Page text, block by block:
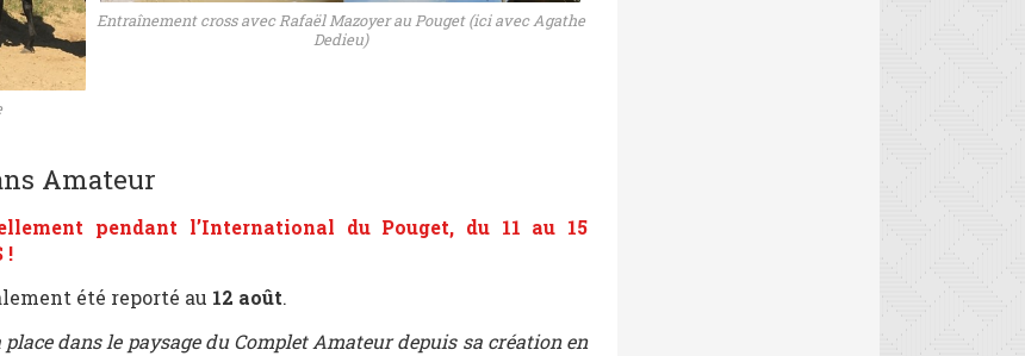
Entraînement cross avec Rafaël Mazoyer au Pouget (ici avec Agathe
Dedieu)
Amateur
pendant l’International du Pouget, du 11 au 15
!
été reporté au 12 août.
dans le paysage du Complet Amateur depuis sa création en